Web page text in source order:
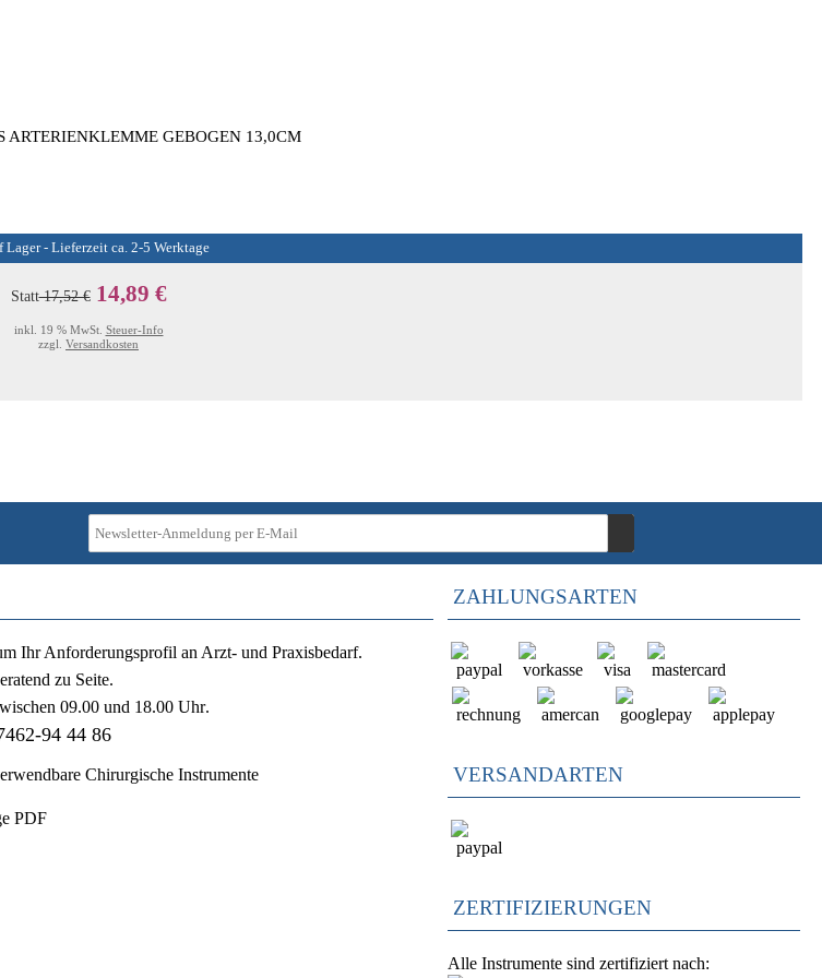
ARTERIENKLEMME GEBOGEN 13,0CM
Lager - Lieferzeit ca. 2-5 Werktage
Statt17,52 € 14,89 €
inkl. 19 % MwSt. Steuer-Info
zzgl. Versandkosten
Ihr Anforderungsprofil an Arzt- und Praxisbedarf.
zu Seite.
09.00 und 18.00 Uhr.
94 44 86
Chirurgische Instrumente
PDF
ZAHLUNGSARTEN
VERSANDARTEN
ZERTIFIZIERUNGEN
Alle Instrumente sind zertifiziert nach: